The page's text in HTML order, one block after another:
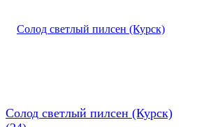
Солод светлый пилсен (Курск)